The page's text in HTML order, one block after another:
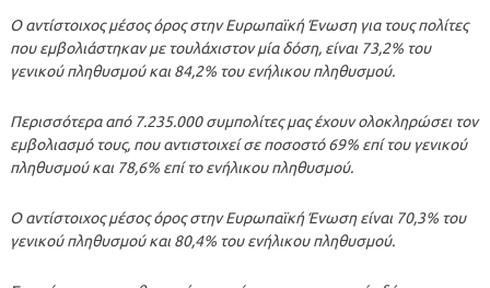
Ο αντίστοιχος μέσος όρος στην Ευρωπαϊκή Ένωση για τους πολίτες
που εμβολιάστηκαν με τουλάχιστον μία δόση, είναι 73,2% του
γενικού πληθυσμού και 84,2% του ενήλικου πληθυσμού.
Περισσότερα από 7.235.000 συμπολίτες μας έχουν ολοκληρώσει τον
εμβολιασμό τους, που αντιστοιχεί σε ποσοστό 69% επί του γενικού
πληθυσμού και 78,6% επί το ενήλικου πληθυσμού.
Ο αντίστοιχος μέσος όρος στην Ευρωπαϊκή Ένωση είναι 70,3% του
γενικού πληθυσμού και 80,4% του ενήλικου πληθυσμού.